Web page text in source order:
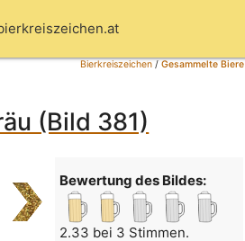
Bierkreiszeichen/Gesammelte Biere
(Bild 381)
Bewertung des Bildes:
2.33 bei 3 Stimmen.